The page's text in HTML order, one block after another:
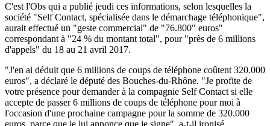
C'est l'Obs qui a publié jeudi ces informations, selon lesquelles la
société "Self Contact, spécialisée dans le démarchage téléphonique",
aurait effectué un "geste commercial" de "76.800" euros"
correspondant à "24 % du montant total", pour "près de 6 millions
d'appels" du 18 au 21 avril 2017.
"J'en ai déduit que 6 millions de coups de téléphone coûtent 320.000
euros", a déclaré le député des Bouches-du-Rhône. "Je profite de
votre présence pour demander à la compagnie Self Contact si elle
accepte de passer 6 millions de coups de téléphone pour moi à
l'occasion d'une prochaine campagne pour la somme de 320.000
euros, parce que je lui annonce que je signe", a-t-il ironisé.